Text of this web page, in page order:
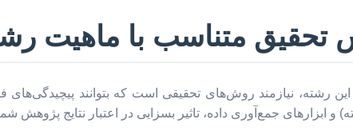
متناسب با ماهیت
رشته، نیازمند روش‌های تحقیقی است که بتوانند
و ابزارهای جمع‌آوری داده، تاثیر بسزایی در اعتبار نتایج پژوهش